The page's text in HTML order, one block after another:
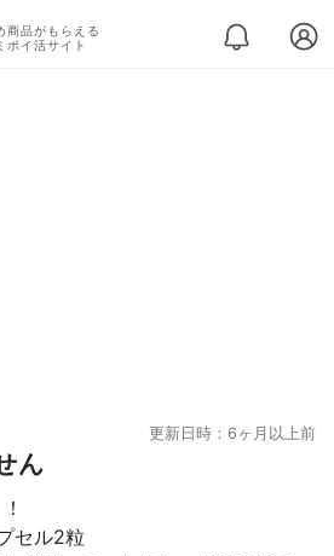
商品がもらえる
ポイ活サイト
更新日時：6ヶ月以上前
ん
セル2粒